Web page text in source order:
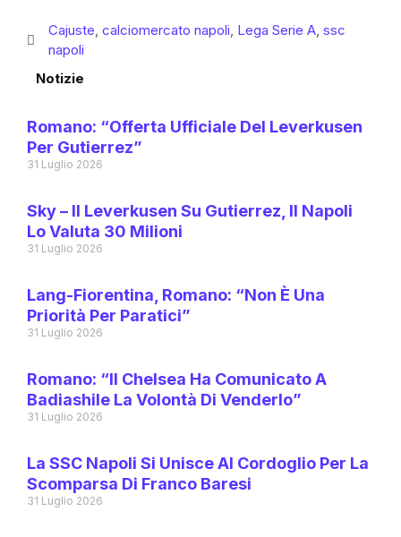
Cajuste, calciomercato napoli, Lega Serie A, ssc
napoli
Notizie
Romano: “Offerta Ufficiale Del Leverkusen
Per Gutierrez”
31 Luglio 2026
Sky – Il Leverkusen Su Gutierrez, Il Napoli
Lo Valuta 30 Milioni
31 Luglio 2026
Lang-Fiorentina, Romano: “Non È Una
Priorità Per Paratici”
31 Luglio 2026
Romano: “Il Chelsea Ha Comunicato A
Badiashile La Volontà Di Venderlo”
31 Luglio 2026
La SSC Napoli Si Unisce Al Cordoglio Per La
Scomparsa Di Franco Baresi
31 Luglio 2026